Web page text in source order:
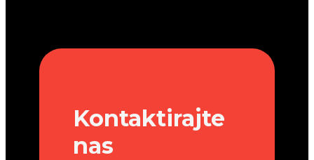
Kontaktirajte
nas